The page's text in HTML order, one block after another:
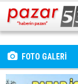
FOTO GALERİ